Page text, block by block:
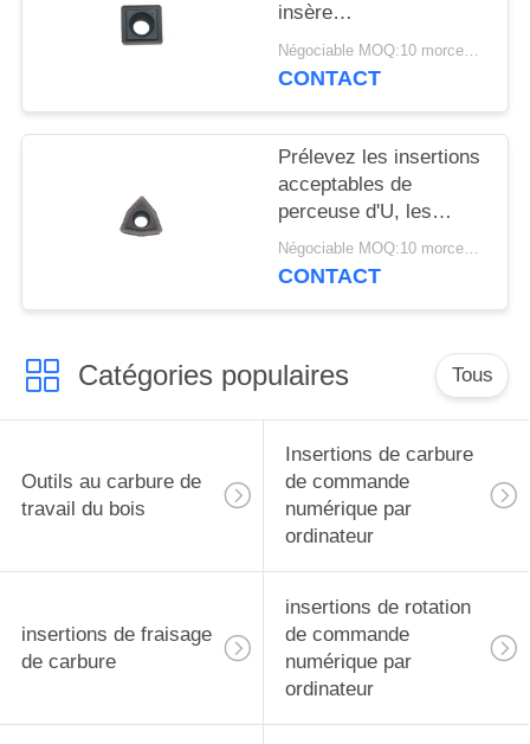
insère
SPMG090408DG pour
l'acier de usinage
Négociable MOQ:10 morceaux
CONTACT
Prélevez les insertions
acceptables de
perceuse d'U, les
insertions de rotation
WCMX06T308B-ZK de
Négociable MOQ:10 morceaux
CONTACT
Catégories populaires Tous
Outils au carbure de
travail du bois
Insertions de carbure
de commande
numérique par
ordinateur
insertions de fraisage
de carbure
insertions de rotation
de commande
numérique par
ordinateur